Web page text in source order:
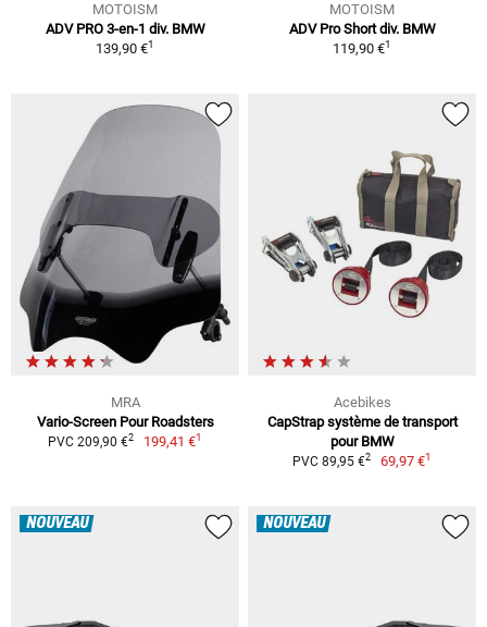
MOTOISM
ADV PRO 3-en-1 div. BMW
139,90 €1
MOTOISM
ADV Pro Short div. BMW
119,90 €1
MRA
Vario-Screen Pour Roadsters
PVC 209,90 €2 199,41 €1
Acebikes
CapStrap système de transport
pour BMW
PVC 89,95 €2 69,97 €1
NOUVEAU NOUVEAU